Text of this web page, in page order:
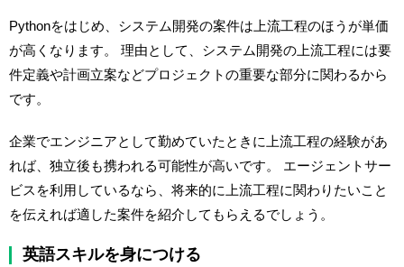
Pythonをはじめ、システム開発の案件は上流工程のほうが単価
が高くなります。 理由として、システム開発の上流工程には要
件定義や計画立案などプロジェクトの重要な部分に関わるから
です。
企業でエンジニアとして勤めていたときに上流工程の経験があ
れば、独立後も携われる可能性が高いです。 エージェントサー
ビスを利用しているなら、将来的に上流工程に関わりたいこと
を伝えれば適した案件を紹介してもらえるでしょう。
英語スキルを身につける